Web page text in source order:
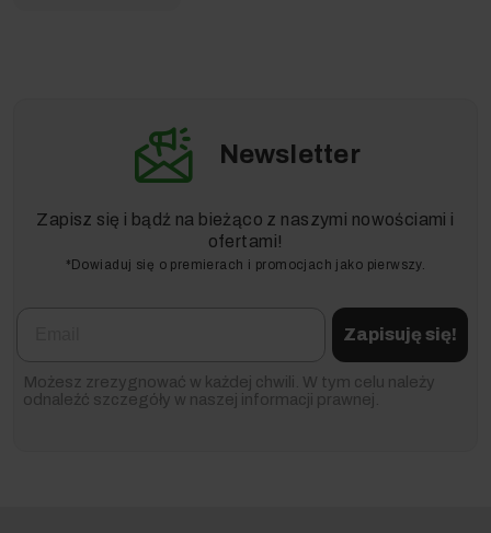
Newsletter
Zapisz się i bądź na bieżąco z naszymi nowościami i
ofertami!
*Dowiaduj się o premierach i promocjach jako pierwszy.
Zapisuję się!
Możesz zrezygnować w każdej chwili. W tym celu należy
odnaleźć szczegóły w naszej informacji prawnej.